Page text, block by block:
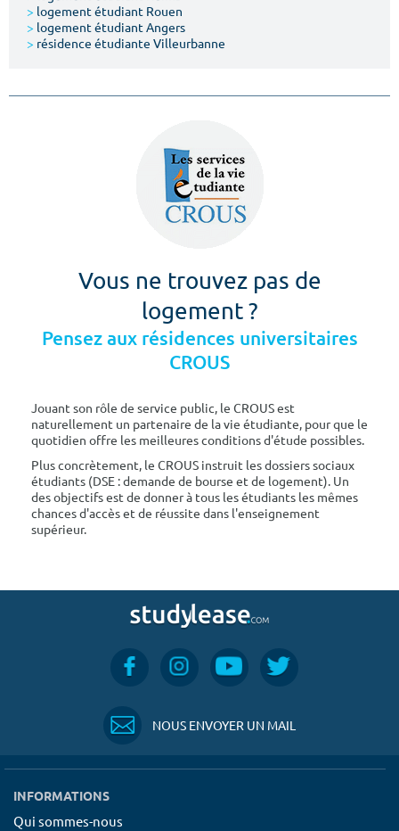
> logement étudiant Rouen
> logement étudiant Angers
> résidence étudiante Villeurbanne
Vous ne trouvez pas de
logement ?
Pensez aux résidences universitaires
CROUS
Jouant son rôle de service public, le CROUS est
naturellement un partenaire de la vie étudiante, pour que le
quotidien offre les meilleures conditions d'étude possibles.
Plus concrètement, le CROUS instruit les dossiers sociaux
étudiants (DSE : demande de bourse et de logement). Un
des objectifs est de donner à tous les étudiants les mêmes
chances d'accès et de réussite dans l'enseignement
supérieur.
NOUS ENVOYER UN MAIL
INFORMATIONS
Qui sommes-nous